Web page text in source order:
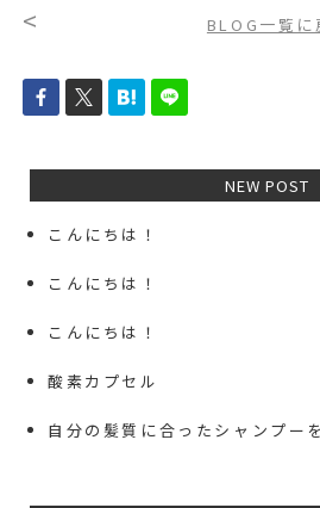
< BLOG一覧に
NEW POST
こんにちは！
こんにちは！
こんにちは！
酸素カプセル
自分の髪質に合ったシャンプー